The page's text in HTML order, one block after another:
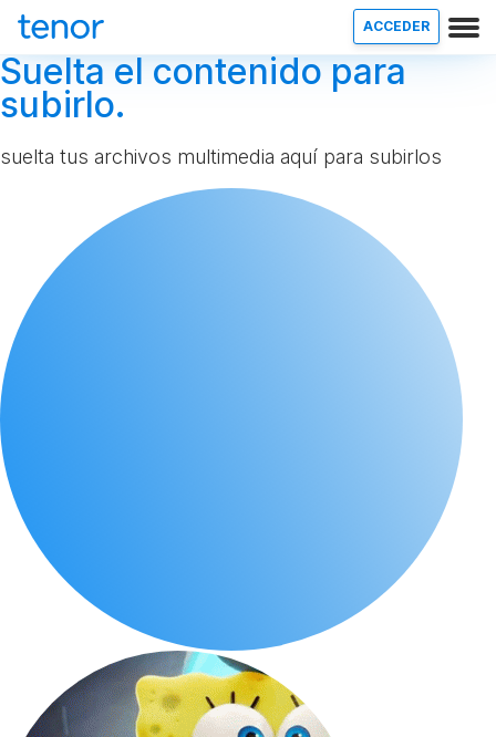
ACCEDER
Suelta el contenido para
subirlo.
suelta tus archivos multimedia aquí para subirlos